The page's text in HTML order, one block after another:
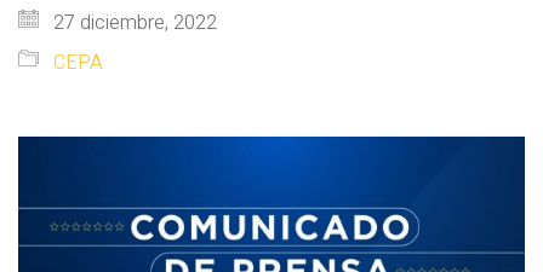
27 diciembre, 2022
CEPA